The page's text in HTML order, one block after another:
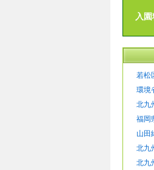
入
若松
環境
北九
福岡
山田
北九
北九